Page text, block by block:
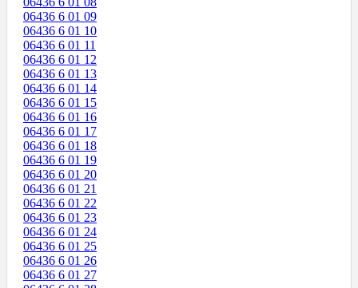
06436 6 01 09
06436 6 01 10
06436 6 01 11
06436 6 01 12
06436 6 01 13
06436 6 01 14
06436 6 01 15
06436 6 01 16
06436 6 01 17
06436 6 01 18
06436 6 01 19
06436 6 01 20
06436 6 01 21
06436 6 01 22
06436 6 01 23
06436 6 01 24
06436 6 01 25
06436 6 01 26
06436 6 01 27